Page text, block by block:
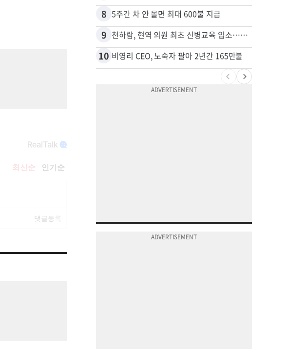
8 5주간 차 안 몰면 최대 600불 지급
9 천하람, 현역 의원 최초 신병교육 입소…논산서 2박3일 생활
10 비영리 CEO, 노숙자 팔아 2년간 165만불